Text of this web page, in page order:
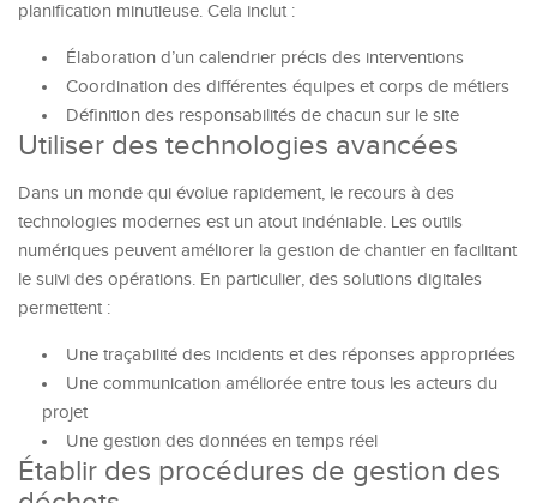
planification minutieuse. Cela inclut :
Élaboration d’un calendrier précis des interventions
Coordination des différentes équipes et corps de métiers
Définition des responsabilités de chacun sur le site
Utiliser des technologies avancées
Dans un monde qui évolue rapidement, le recours à des
technologies modernes est un atout indéniable. Les outils
numériques peuvent améliorer la gestion de chantier en facilitant
le suivi des opérations. En particulier, des solutions digitales
permettent :
Une traçabilité des incidents et des réponses appropriées
Une communication améliorée entre tous les acteurs du
projet
Une gestion des données en temps réel
Établir des procédures de gestion des